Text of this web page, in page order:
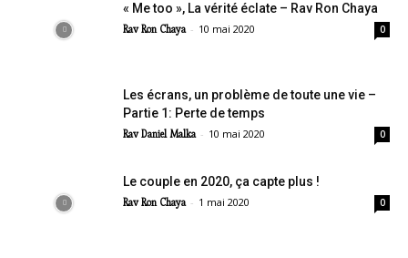
« Me too », La vérité éclate – Rav Ron Chaya
Rav Ron Chaya - 10 mai 2020 0
Les écrans, un problème de toute une vie –
Partie 1: Perte de temps
Rav Daniel Malka - 10 mai 2020 0
Le couple en 2020, ça capte plus !
Rav Ron Chaya - 1 mai 2020 0